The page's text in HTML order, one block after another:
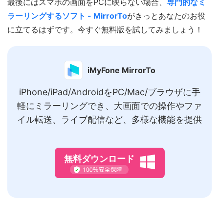
ラーリングするソフト - MirrorToがきっとあなたのお役
に立てるはずです。今すぐ無料版を試してみましょう！
iMyFone MirrorTo
iPhone/iPad/AndroidをPC/Mac/ブラウザに手
軽にミラーリングでき、大画面での操作やファ
イル転送、ライブ配信など、多様な機能を提供
無料ダウンロード